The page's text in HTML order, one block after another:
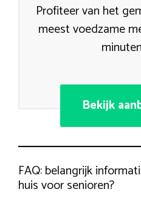
Profiteer van het
meest voedzame
Bekijk
FAQ: belangrijk
huis voor senioren?